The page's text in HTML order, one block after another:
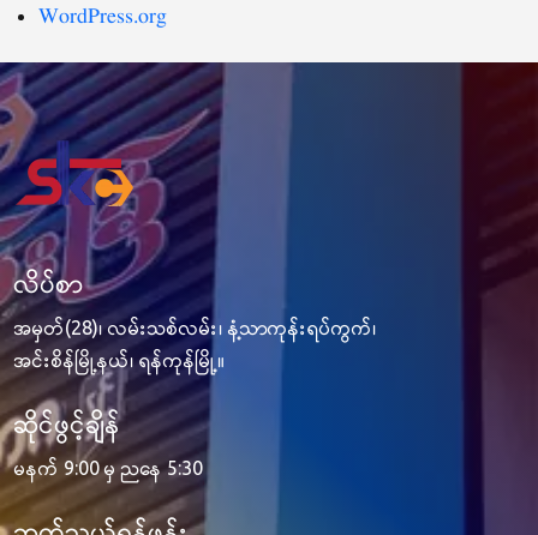
WordPress.org
လိပ်စာ
အမှတ်(28)၊ လမ်းသစ်လမ်း၊ နံ့သာကုန်းရပ်ကွက်၊
အင်းစိန်မြို့နယ်၊ ရန်ကုန်မြို့။
ဆိုင်ဖွင့်ချိန်
မနက် 9:00 မှ ညနေ 5:30